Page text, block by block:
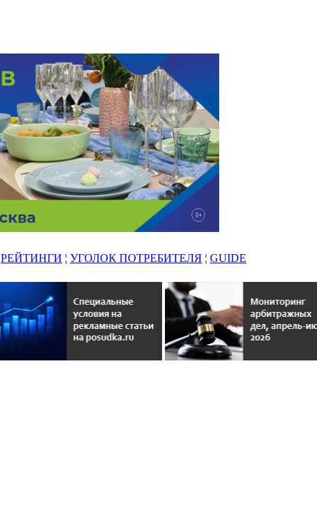
РЕЙТИНГИ ¦ УГОЛОК ПОТРЕБИТЕЛЯ ¦ GUIDE